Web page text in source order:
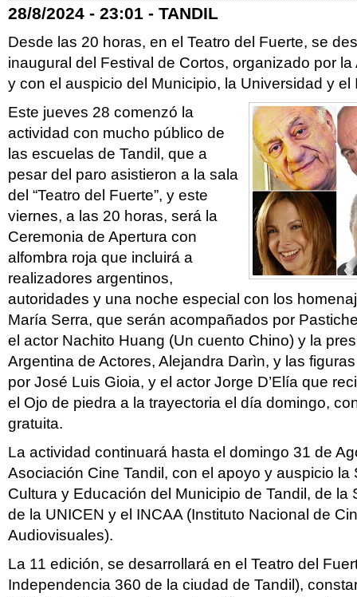
28/8/2024 - 23:01 - TANDIL
Desde las 20 horas, en el Teatro del Fuerte, se
inaugural del Festival de Cortos, organizado por
y con el auspicio del Municipio, la Universidad y el
Este jueves 28 comenzó la
actividad con mucho público de
las escuelas de Tandil, que a
pesar del paro asistieron a la sala
del “Teatro del Fuerte”, y este
viernes, a las 20 horas, será la
Ceremonia de Apertura con
alfombra roja que incluirá a
realizadores argentinos,
autoridades y una noche especial con los
María Serra, que serán acompañados por
el actor Nachito Huang (Un cuento Chino) y la
Argentina de Actores, Alejandra Darìn, y las
por José Luis Gioia, y el actor Jorge D’Elía que
el Ojo de piedra a la trayectoria el día domingo,
gratuita.
La actividad continuará hasta el domingo 31 de
Asociación Cine Tandil, con el apoyo y auspicio la
Cultura y Educación del Municipio de Tandil, de la
de la UNICEN y el INCAA (Instituto Nacional de
Audiovisuales).
La 11 edición, se desarrollará en el Teatro del
Independencia 360 de la ciudad de Tandil),